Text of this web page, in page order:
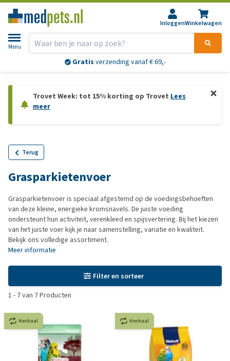
InloggenWinkelwagen
Menu
Gratis verzending vanaf € 69,-
Trovet Week: tot 15% korting op Trovet Lees
meer
Terug
Grasparkietenvoer
Grasparkietenvoer is speciaal afgestemd op de voedingsbehoeften
van deze kleine, energieke kromsnavels. De juiste voeding
ondersteunt hun activiteit, verenkleed en spijsvertering. Bij het kiezen
van het juiste voer kijk je naar samenstelling, variatie en kwaliteit.
Bekijk ons volledige assortiment.
Meer informatie
Filter en sorteer
1 - 7van 7Producten
Herhaal Herhaal